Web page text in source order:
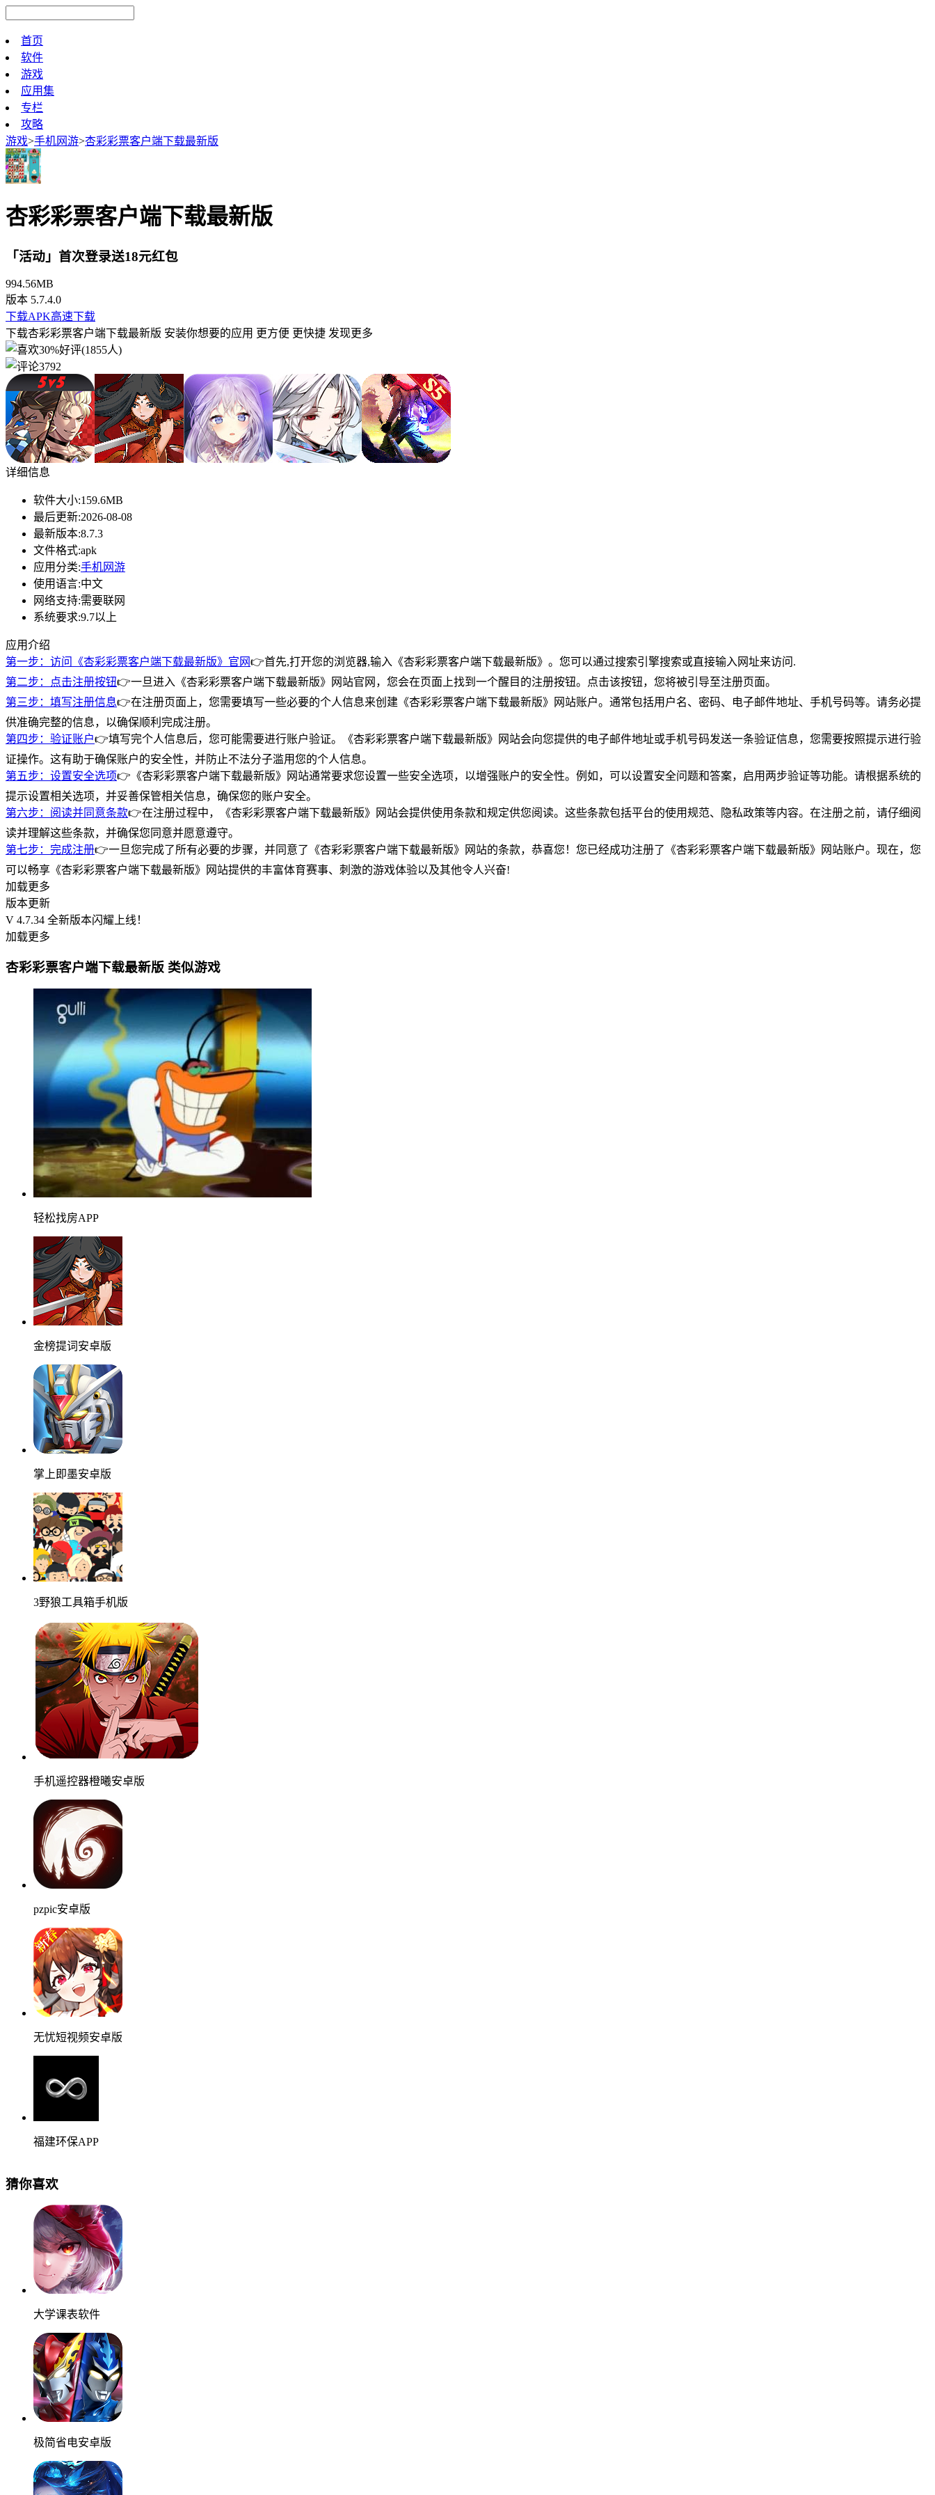
首页
软件
游戏
应用集
专栏
攻略
游戏>手机网游>杏彩彩票客户端下载最新版
杏彩彩票客户端下载最新版
「活动」首次登录送18元红包
994.56MB
版本 5.7.4.0
下载APK高速下载
下载杏彩彩票客户端下载最新版 安装你想要的应用 更方便 更快捷 发现更多
30%好评(1855人)
3792
详细信息
软件大小:159.6MB
最后更新:2026-08-08
最新版本:8.7.3
文件格式:apk
应用分类:手机网游
使用语言:中文
网络支持:需要联网
系统要求:9.7以上
应用介绍
第一步：访问《杏彩彩票客户端下载最新版》官网👉首先,打开您的浏览器,输入《杏彩彩票客户端下载最新版》。您可以通过搜索引擎搜索或直接输入网址来访问.
第二步：点击注册按钮👉一旦进入《杏彩彩票客户端下载最新版》网站官网，您会在页面上找到一个醒目的注册按钮。点击该按钮，您将被引导至注册页面。
第三步：填写注册信息👉在注册页面上，您需要填写一些必要的个人信息来创建《杏彩彩票客户端下载最新版》网站账户。通常包括用户名、密码、电子邮件地址、手机号码等。请务必提
供准确完整的信息，以确保顺利完成注册。
第四步：验证账户👉填写完个人信息后，您可能需要进行账户验证。《杏彩彩票客户端下载最新版》网站会向您提供的电子邮件地址或手机号码发送一条验证信息，您需要按照提示进行验
证操作。这有助于确保账户的安全性，并防止不法分子滥用您的个人信息。
第五步：设置安全选项👉《杏彩彩票客户端下载最新版》网站通常要求您设置一些安全选项，以增强账户的安全性。例如，可以设置安全问题和答案，启用两步验证等功能。请根据系统的
提示设置相关选项，并妥善保管相关信息，确保您的账户安全。
第六步：阅读并同意条款👉在注册过程中，《杏彩彩票客户端下载最新版》网站会提供使用条款和规定供您阅读。这些条款包括平台的使用规范、隐私政策等内容。在注册之前，请仔细阅
读并理解这些条款，并确保您同意并愿意遵守。
第七步：完成注册👉一旦您完成了所有必要的步骤，并同意了《杏彩彩票客户端下载最新版》网站的条款，恭喜您！您已经成功注册了《杏彩彩票客户端下载最新版》网站账户。现在，您
可以畅享《杏彩彩票客户端下载最新版》网站提供的丰富体育赛事、刺激的游戏体验以及其他令人兴奋!
加载更多
版本更新
V 4.7.34 全新版本闪耀上线！
加载更多
杏彩彩票客户端下载最新版 类似游戏
轻松找房APP
金榜提词安卓版
掌上即墨安卓版
3野狼工具箱手机版
手机遥控器橙曦安卓版
pzpic安卓版
无忧短视频安卓版
福建环保APP
猜你喜欢
大学课表软件
极简省电安卓版